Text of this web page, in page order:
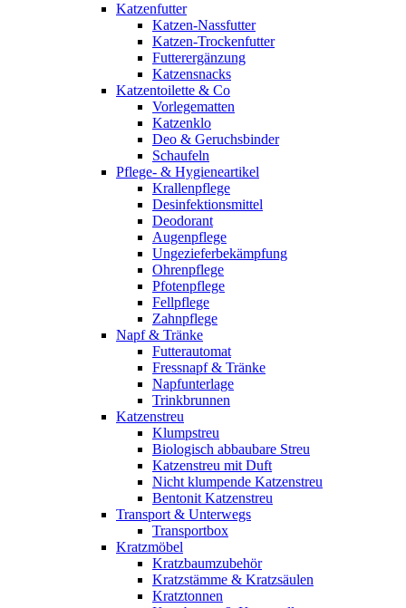
Katzenfutter
Katzen-Nassfutter
Katzen-Trockenfutter
Futterergänzung
Katzensnacks
Katzentoilette & Co
Vorlegematten
Katzenklo
Deo & Geruchsbinder
Schaufeln
Pflege- & Hygieneartikel
Krallenpflege
Desinfektionsmittel
Deodorant
Augenpflege
Ungezieferbekämpfung
Ohrenpflege
Pfotenpflege
Fellpflege
Zahnpflege
Napf & Tränke
Futterautomat
Fressnapf & Tränke
Napfunterlage
Trinkbrunnen
Katzenstreu
Klumpstreu
Biologisch abbaubare Streu
Katzenstreu mit Duft
Nicht klumpende Katzenstreu
Bentonit Katzenstreu
Transport & Unterwegs
Transportbox
Kratzmöbel
Kratzbaumzubehör
Kratzstämme & Kratzsäulen
Kratztonnen